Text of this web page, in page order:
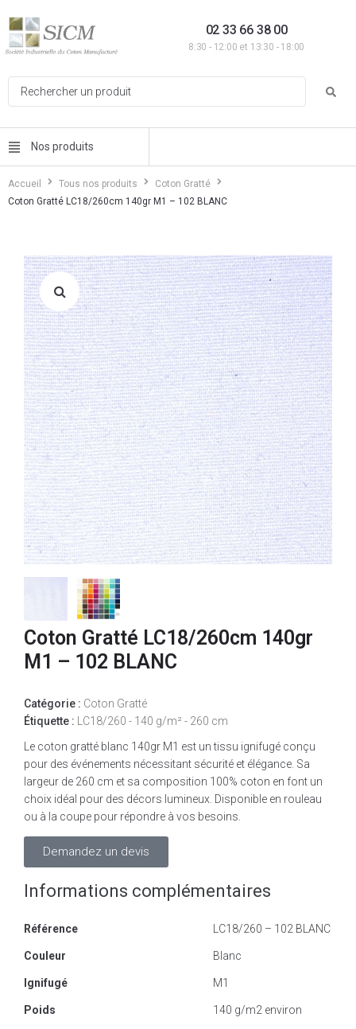
02 33 66 38 00
8:30 - 12:00 et 13:30 - 18:00
Nos produits
Accueil Tous nos produits
Coton Gratté
Coton Gratté LC18/260cm 140gr M1 – 102 BLANC
Coton Gratté LC18/260cm 140gr
M1 – 102 BLANC
Catégorie : Coton Gratté
Étiquette :
LC18/260 - 140 g/m² - 260 cm
Le coton gratté blanc 140gr M1 est un tissu ignifugé conçu
pour des événements nécessitant sécurité et élégance. Sa
largeur de 260 cm et sa composition 100% coton en font un
choix idéal pour des décors lumineux. Disponible en rouleau
ou à la coupe pour répondre à vos besoins.
Demandez un devis
Informations complémentaires
Référence LC18/260 – 102 BLANC
Couleur Blanc
Ignifugé M1
Poids 140 g/m2 environ